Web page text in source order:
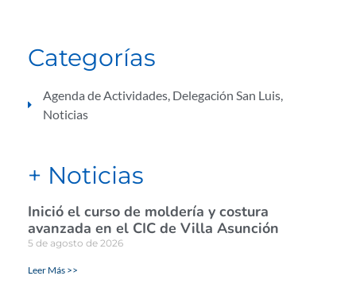
Categorías
Agenda de Actividades, Delegación San Luis,
Noticias
+ Noticias
Inició el curso de moldería y costura
avanzada en el CIC de Villa Asunción
5 de agosto de 2026
Leer Más >>